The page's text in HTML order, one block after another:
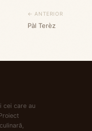
← ANTERIOR
Pàl Terèz
cei care au